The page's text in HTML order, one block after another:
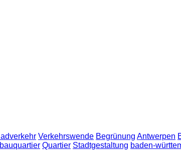
Verkehrswende Begrünung Antwerpen
Quartier Stadtgestaltung baden-